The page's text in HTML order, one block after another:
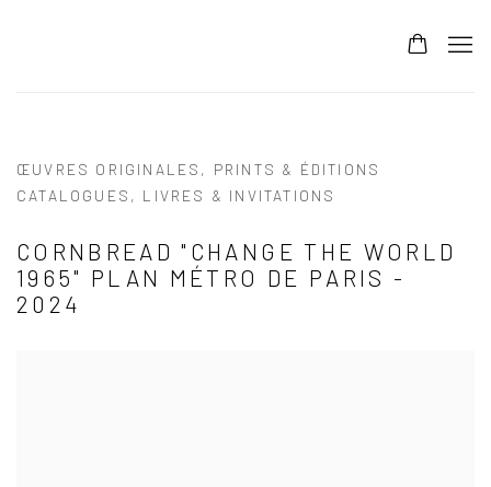
ŒUVRES ORIGINALES, PRINTS & ÉDITIONS
CATALOGUES, LIVRES & INVITATIONS
CORNBREAD "CHANGE THE WORLD
1965" PLAN MÉTRO DE PARIS -
2024